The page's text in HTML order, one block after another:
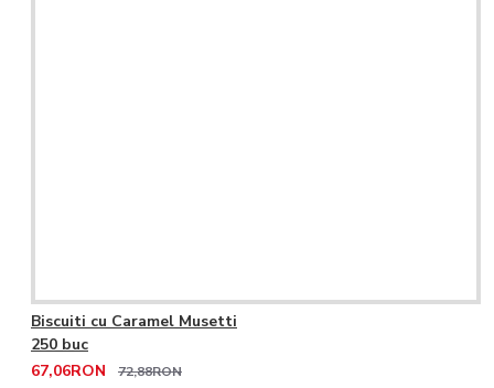
Biscuiti cu Caramel Musetti
250 buc
67,06RON
72,88RON